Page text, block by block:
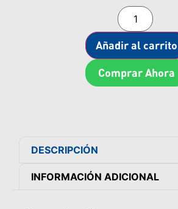
Añadir al carrito
Comprar Ahora
DESCRIPCIÓN
INFORMACIÓN ADICIONAL